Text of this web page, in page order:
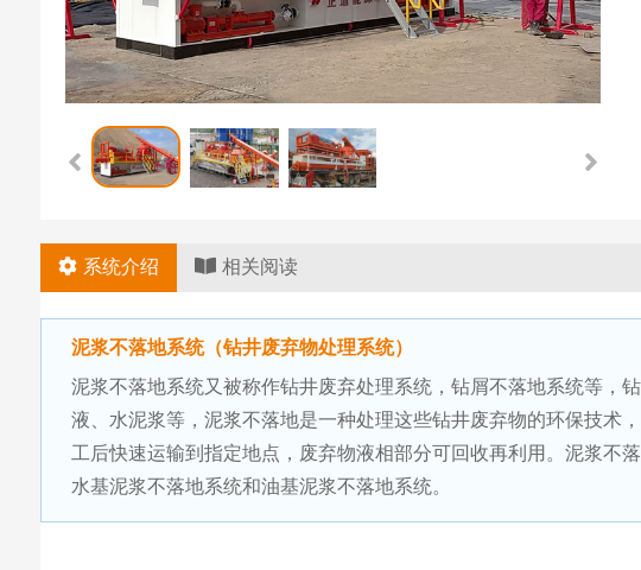
系统介绍 相关阅读
泥浆不落地系统（钻井废弃物处理系统）
泥浆不落地系统又被称作钻井废弃处理系统，钻屑不落地系统等，
液、水泥浆等，泥浆不落地是一种处理这些钻井废弃物的环保技术
工后快速运输到指定地点，废弃物液相部分可回收再利用。泥浆不
水基泥浆不落地系统和油基泥浆不落地系统。